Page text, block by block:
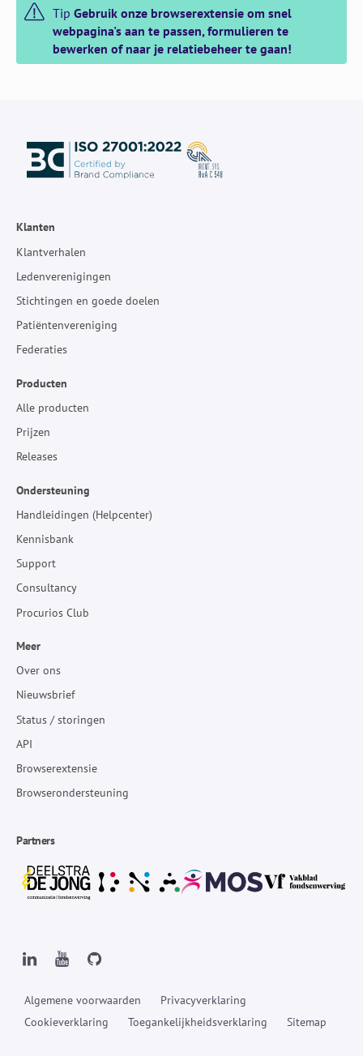
Tip Gebruik onze browserextensie om snel
webpagina's aan te passen, formulieren te
bewerken of naar je relatiebeheer te gaan!
Klanten
Klantverhalen
Ledenverenigingen
Stichtingen en goede doelen
Patiëntenvereniging
Federaties
Producten
Alle producten
Prijzen
Releases
Ondersteuning
Handleidingen (Helpcenter)
Kennisbank
Support
Consultancy
Procurios Club
Meer
Over ons
Nieuwsbrief
Status / storingen
API
Browserextensie
Browserondersteuning
Partners
Algemene voorwaarden
Privacyverklaring
Cookieverklaring
Toegankelijkheidsverklaring Sitemap